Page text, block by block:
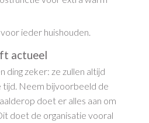
ieder huishouden.
actueel
ding zeker: ze zullen altijd
tijd. Neem bijvoorbeeld de
doet er alles aan om
doet de organisatie vooral